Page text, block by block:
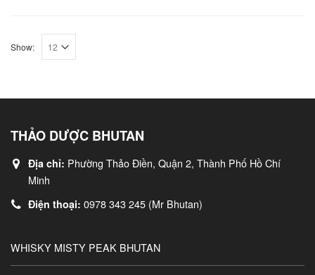
Show:
THẢO DƯỢC BHUTAN
Địa chỉ: Phường Thảo Điền, Quận 2, Thành Phố Hồ Chí
Minh
Điện thoại: 0978 343 245 (Mr Bhutan)
WHISKY MISTY PEAK BHUTAN